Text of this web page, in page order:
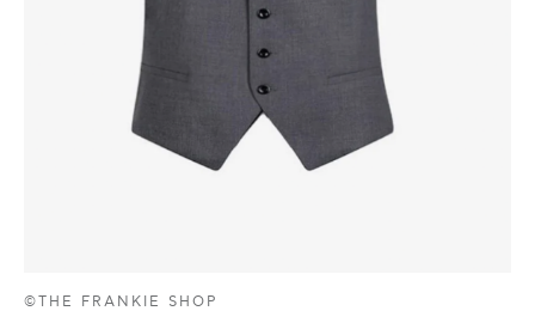
©THE FRANKIE SHOP